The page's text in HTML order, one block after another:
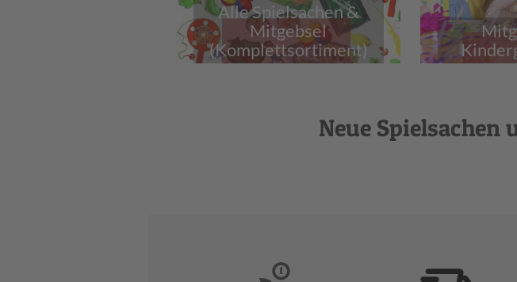
Alle Spielsachen &
Mitgebsel
(Komplettsortiment)
Neue Spielsachen